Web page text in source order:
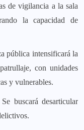
de vigilancia a la sala
la capacidad de
pública intensificará la
con unidades
y vulnerables.
Se buscará desarticular